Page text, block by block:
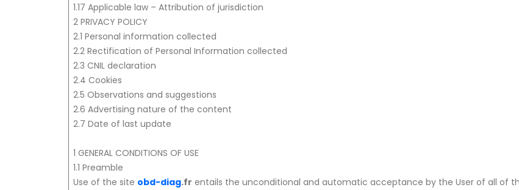
1.17 Applicable law – Attribution of jurisdiction
2 PRIVACY POLICY
2.1 Personal information collected
2.2 Rectification of Personal Information collected
2.3 CNIL declaration
2.4 Cookies
2.5 Observations and suggestions
2.6 Advertising nature of the content
2.7 Date of last update
1 GENERAL CONDITIONS OF USE
1.1 Preamble
Use of the site obd-diag.fr entails the unconditional and automatic acceptance by the User of all of